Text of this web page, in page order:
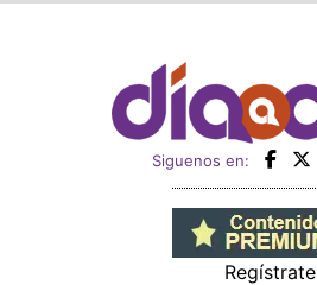
Siguenos en:
Regístrate